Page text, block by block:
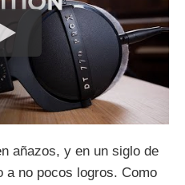
añazos, y en un siglo de
a no pocos logros. Como